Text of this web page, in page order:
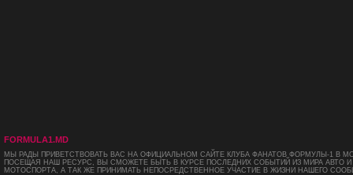
FORMULA1.MD
МЫ РАДЫ ПРИВЕТСТВОВАТЬ ВАС НА ОФИЦИАЛЬНОМ САЙТЕ КЛУБА ФАНАТОВ ФОРМУЛЫ-1 В
ПОСЕЩАЯ НАШ РЕСУРС, ВЫ СМОЖЕТЕ БЫТЬ В КУРСЕ ПОСЛЕДНИХ СОБЫТИЙ ИЗ МИРА АВТО И
МОТОСПОРТА, А ТАК ЖЕ ПРИНИМАТЬ НЕПОСРЕДСТВЕННОЕ УЧАСТИЕ В ЖИЗНИ НАШЕГО